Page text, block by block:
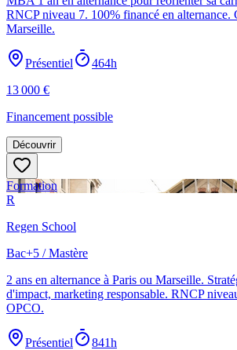
RNCP niveau 7. 100% financé en alternance.
Marseille.
Présentiel
464h
13 000 €
Financement possible
Découvrir
Formation
R
Regen School
Bac+5 / Mastère
2 ans en alternance à Paris ou Marseille.
d'impact, marketing responsable. RNCP
OPCO.
Présentiel
841h